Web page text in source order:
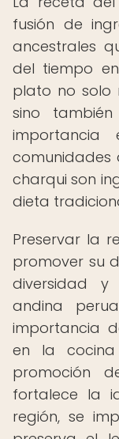
fusión de
ancestrales
del tiempo
plato no solo
sino
comunidades
charqui son
dieta
Preservar la
promover su
diversidad
andina
importancia
en la
promoción
fortalece la
región, se